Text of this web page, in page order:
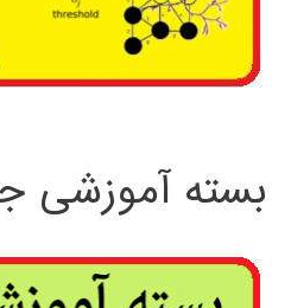
بسته آموزشی